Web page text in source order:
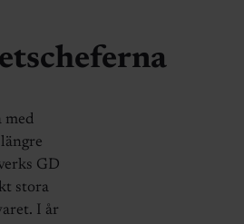
med
GD
stora
I år